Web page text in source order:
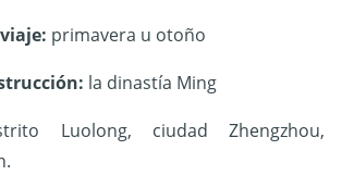
primavera u otoño
la dinastía Ming
Luolong, ciudad Zhengzhou,